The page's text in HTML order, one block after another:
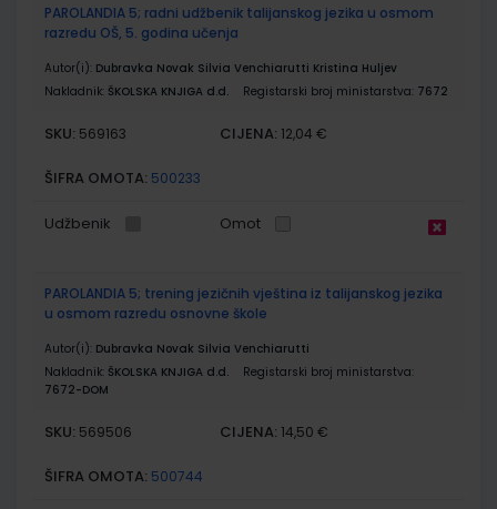
PAROLANDIA 5; radni udžbenik talijanskog jezika u osmom
razredu OŠ, 5. godina učenja
Autor(i): Dubravka Novak Silvia Venchiarutti Kristina Huljev
Nakladnik: ŠKOLSKA KNJIGA d.d. Registarski broj ministarstva: 7672
SKU: 569163 CIJENA: 12,04 €
ŠIFRA OMOTA: 500233
Udžbenik Omot
PAROLANDIA 5; trening jezičnih vještina iz talijanskog jezika
u osmom razredu osnovne škole
Autor(i): Dubravka Novak Silvia Venchiarutti
Nakladnik: ŠKOLSKA KNJIGA d.d.
Registarski broj ministarstva:
7672-DOM
SKU: 569506 CIJENA: 14,50 €
ŠIFRA OMOTA: 500744